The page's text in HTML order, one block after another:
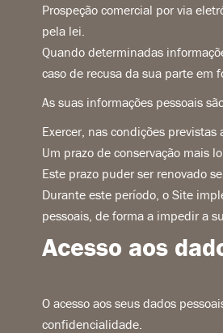
Prospeção comercial por via
pela lei.
Quando determinadas
caso de recusa da sua parte em
As suas informações pessoais
Exercer, nas condições
Um prazo de conservação mais
Este prazo puder ser renovado
Durante este período, o Site
pessoais, de forma a impedir a
Acesso aos
O acesso aos seus dados
confidencialidade.